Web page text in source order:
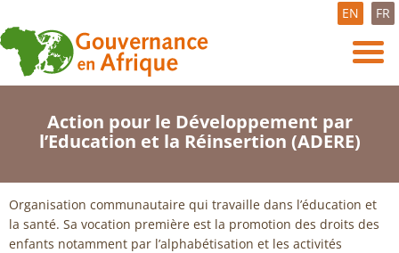
EN FR
Action pour le Développement par
l’Education et la Réinsertion (ADERE)
Organisation communautaire qui travaille dans l’éducation et
la santé. Sa vocation première est la promotion des droits des
enfants notamment par l’alphabétisation et les activités